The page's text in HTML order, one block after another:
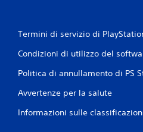
Termini di servizio di
Condizioni di utilizzo del
Politica di annullamento di PS
Avvertenze per la salute
Informazioni sulle